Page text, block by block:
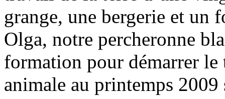
grange, une bergerie et un
Olga, notre percheronne
formation pour démarrer
animale au printemps 2009